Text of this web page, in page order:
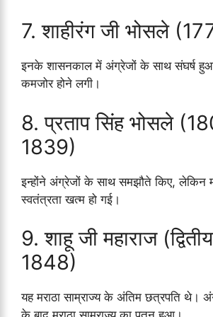
7. शाहीरंग जी भोसले
इनके शासनकाल में अंग्रेजों के साथ संघर्ष हुआ
कमजोर होने लगी।
8. प्रताप सिंह भोसले
1839)
इन्होंने अंग्रेजों के साथ समझौते किए, लेकिन
स्वतंत्रता खत्म हो गई।
9. शाहू जी महाराज
1848)
यह मराठा साम्राज्य के अंतिम छत्रपति थे।